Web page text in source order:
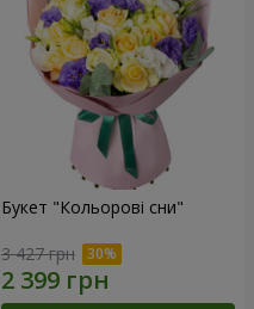
Букет "Кольорові сни"
3 427 грн